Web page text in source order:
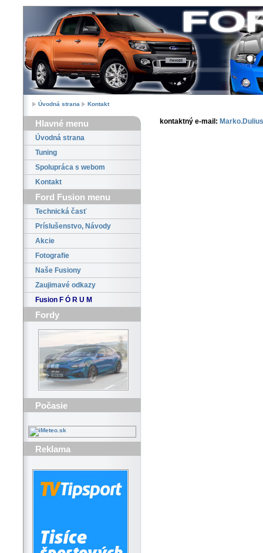
Úvodná strana Kontakt
Hlavné menu
Úvodná strana
Tuning
Spolupráca s webom
Kontakt
Ford Fusion menu
Technická časť
Príslušenstvo, Návody
Akcie
Fotografie
Naše Fusiony
Zaujimavé odkazy
Fusion F Ó R U M
Fordy
Počasie
Reklama
kontaktný e-mail: